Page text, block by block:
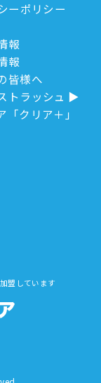
ーポリシー
報
報
皆様へ
トラッシュ
「クリア＋」
盟しています